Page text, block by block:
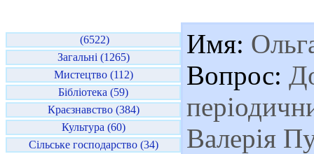
(6522)
Загальні (1265)
Мистецтво (112)
Бібліотека (59)
Краєзнавство (384)
Культура (60)
Сільське господарство (34)
Имя:
Вопрос:
Валерія